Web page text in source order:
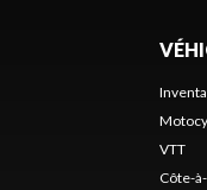
VTT
Côte-